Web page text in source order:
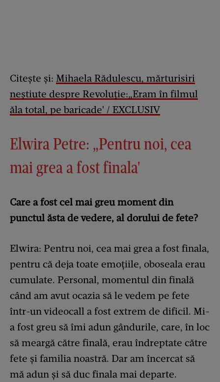
Citește și: Mihaela Rădulescu, mărturisiri
neștiute despre Revoluție:„Eram în filmul
ăla total, pe baricade' / EXCLUSIV
Elwira Petre: „Pentru noi, cea
mai grea a fost finala'
Care a fost cel mai greu moment din
punctul ăsta de vedere, al dorului de fete?
Elwira: Pentru noi, cea mai grea a fost finala,
pentru că deja toate emoțiile, oboseala erau
cumulate. Personal, momentul din finală
când am avut ocazia să le vedem pe fete
într-un videocall a fost extrem de dificil. Mi-
a fost greu să îmi adun gândurile, care, în loc
să meargă către finală, erau îndreptate către
fete și familia noastră. Dar am încercat să
mă adun și să duc finala mai departe.